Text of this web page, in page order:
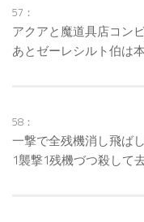
57：
アクアと魔道具店コン
あとゼーレシルト伯は
58：
一撃で全残機消し飛ば
1襲撃1残機づつ殺して